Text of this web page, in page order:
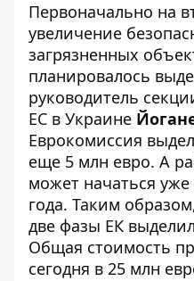
Первоначально на
увеличение
загрязненных
планировалось
руководитель
ЕС в Украине
Еврокомиссия
еще 5 млн евро. А
может начаться
года. Таким
две фазы ЕК
Общая стоимость
сегодня в 25 млн